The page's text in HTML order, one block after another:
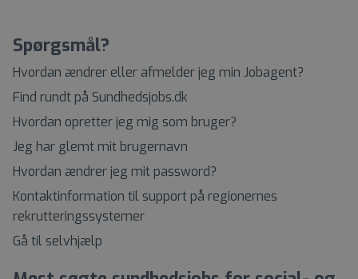
Spørgsmål?
Hvordan ændrer eller afmelder jeg min Jobagent?
Find rundt på Sundhedsjobs.dk
Hvordan opretter jeg mig som bruger?
Jeg har glemt mit brugernavn
Hvordan ændrer jeg mit password?
Kontaktinformation til support på regionernes
rekrutteringssystemer
Gå til selvhjælp